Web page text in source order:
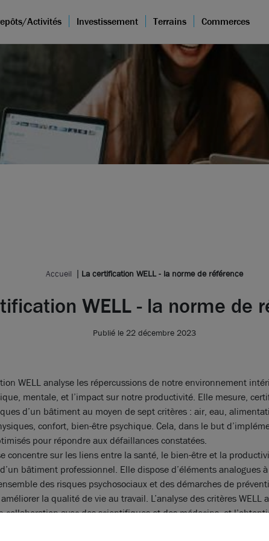
Activités Investissement Terrains Commerces
Accueil La certification WELL - la norme de référence
WELL - la norme de
Publié le 22 décembre 2023
WELL analyse les répercussions de notre environnement
mentale, et l’impact sur notre productivité. Elle mesure,
d’un bâtiment au moyen de sept critères : air, eau,
confort, bien-être psychique. Cela, dans le but
pour répondre aux défaillances constatées.
concentre sur les liens entre la santé, le bien-être et la
bâtiment professionnel. Elle dispose d’éléments analogues à
des risques psychosociaux et des démarches de
la qualité de vie au travail. L’analyse des critères WELL
collaboration avec des scientifiques et des médecins, et